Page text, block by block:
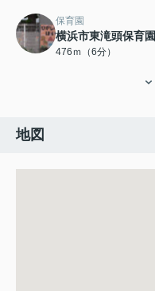
保育園
横浜市東滝頭保育園
476ｍ（6分）
地図